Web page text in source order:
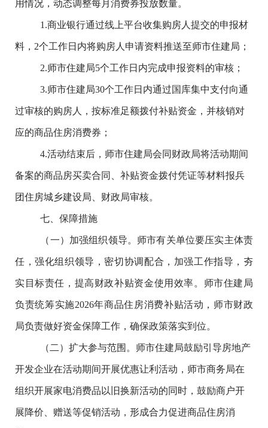
用情况，动态调整每月消费券投放数量。
1.商业银行通过线上平台收集购房人提交的申报材
料， 2个工作日内将购房人申请资料推送至师市住建局；
2.师市住建局5个工作日内完成申报资料的审核；
3.师市住建局30个工作日内通过国库集中支付向通
过审核的购房人，按标准足额拨付补贴资金，并核销对
应的商品住房消费券；
4.活动结束后， 师市住建局会同财政局将活动期间
备案的商品房买卖合同、补贴资金拨付凭证等材料报兵
团住房城乡建设局、财政局审核。
七、保障措施
（一）加强组织领导。师市有关单位要压实主体责
任，强化组织领导，密切协调配合，加强工作指导，夯
实目标责任， 提高财政补贴资金使用效率。师市住建局
负责统筹实施2026年商品住房消费补贴活动，师市财政
局负责做好资金保障工作，确保政策落实到位。
（二）扩大参与范围。师市住建局鼓励引导房地产
开发企业在活动期间开展优惠让利活动，师市商务局在
组织开展家电消费品以旧换新活动的同时，鼓励商户开
展降价、赠送等促销活动，形成合力促进商品住房消